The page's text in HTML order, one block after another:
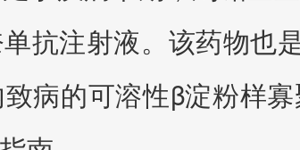
注射液。该药物也
病的可溶性β淀粉样